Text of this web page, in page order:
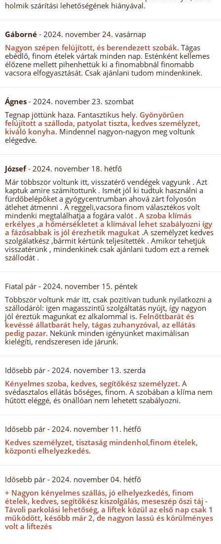
holmik szárítási lehetőségének hiányával.
Gáborné - 2024. november 24. vasárnap
Nagyon szépen felújított, és berendezett szobák. Tágas
ebédlő, finom ételek vártak minden nap. Esténként kellemes
élőzene mellett pihenhettük ki a finomabbnál finomabb
vacsora elfogyasztását. Csak ajánlani tudom mindenkinek.
Ágnes - 2024. november 23. szombat
Tegnap jöttünk haza. Fantasztikus hely. Gyönyörűen
felújított a szálloda, patyolat tiszta, kedves személyzet,
kiváló konyha. Mindennel nagyon-nagyon meg voltunk
elégedve.
József- 2024. november 18. hétfő
Már többször voltunk itt, visszatérő vendégek vagyunk . Azt
kaptuk amire számítottunk . Ismét jól ki tudtuk használni a
fürdőbelépőket a gyógycentrumban ahová zárt folyosón
átlehet átmenni . A reggeli,vacsora finom választékos volt
mindenki megtalálhatja a fogára valót . A szoba klímás
erkélyes ,a hőmérsékletet a klímával lehet szabályozni így
a fázósabbak is jól érezhetik magukat .A személyzet kedves
szolgálatkész ,bármit kértünk teljesítették . Amikor tehetjük
visszatérünk , mindenkinek csak ajánlani tudom ezt a remek
szállodát .
Fiatal pár - 2024. november 15. péntek
Többször voltunk már itt, csak pozitívan tudunk nyilatkozni a
szállodáról: igen magasszintű szolgáltatás nyújt, így nagyon
jól éreztük magunkat ez alkalommal is. Felnőttbarát és
kevéssé állatbarát hely, tágas zuhanyzóval, az ellátás
pedig pazar. Nekünk minden igényünket maximálisan
kielégíti, rendszeresen ide járunk.
Idősebb pár - 2024. november 13. szerda
Kényelmes szoba, kedves, segítőkész személyzet. A
svédasztalos ellátás bőséges, finom. A szobában a klíma nem
hűtött eléggé, és önállóan nem lehetett szabályozni.
Idősebb pár - 2024. november 11. hétfő
Kedves személyzet, tisztaság mindenhol,finom ételek,
központi elhelyezkedés.
Idősebb pár - 2024. november 04. hétfő
+ Nagyon kényelmes szállás, jó elhelyezkedés, finom
ételek, kedves, segítőkész kiszolgálás, meseszép őszi táj -
Távoli parkolási lehetőség, a liftek közül az első nap csak 1
működött, később már 2, de nagyon lassú és körülményes
volt a liftezés